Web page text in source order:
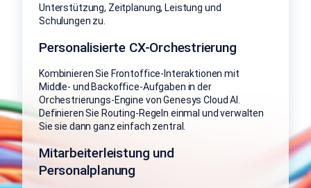
Unterstützung, Zeitplanung, Leistung und
Schulungen zu.
Personalisierte CX-Orchestrierung
Kombinieren Sie Frontoffice-Interaktionen mit
Middle- und Backoffice-Aufgaben in der
Orchestrierungs-Engine von Genesys Cloud AI.
Definieren Sie Routing-Regeln einmal und verwalten
Sie sie dann ganz einfach zentral.
Mitarbeiterleistung und
Personalplanung